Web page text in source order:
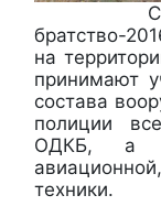
братство-
на
принимают
состава
полиции
ОДКБ, а
техники.